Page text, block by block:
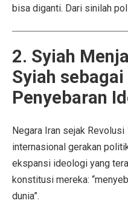
bisa diganti. Dari sinilah
2. Syiah
Syiah
Penyebaran
Negara Iran sejak
internasional gerakan
ekspansi ideologi yang
konstitusi mereka:
dunia”.